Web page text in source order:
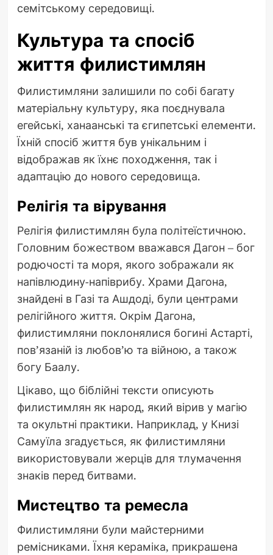
семітському середовищі.
Культура та спосіб
життя филистимлян
Филистимляни залишили по собі багату
матеріальну культуру, яка поєднувала
егейські, ханаанські та єгипетські елементи.
Їхній спосіб життя був унікальним і
відображав як їхнє походження, так і
адаптацію до нового середовища.
Релігія та вірування
Релігія филистимлян була політеїстичною.
Головним божеством вважався Дагон – бог
родючості та моря, якого зображали як
напівлюдину-напіврибу. Храми Дагона,
знайдені в Газі та Ашдоді, були центрами
релігійного життя. Окрім Дагона,
филистимляни поклонялися богині Астарті,
пов’язаній із любов’ю та війною, а також
богу Баалу.
Цікаво, що біблійні тексти описують
филистимлян як народ, який вірив у магію
та окультні практики. Наприклад, у Книзі
Самуїла згадується, як филистимляни
використовували жерців для тлумачення
знаків перед битвами.
Мистецтво та ремесла
Филистимляни були майстерними
ремісниками. Їхня кераміка, прикрашена